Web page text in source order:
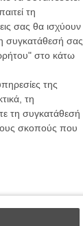
τη
σας θα ισχύουν
συγκατάθεσή σας
στο κάτω
της
τη
τη συγκατάθεσή
σκοπούς που
Βερκμάιστερ
Harmonies